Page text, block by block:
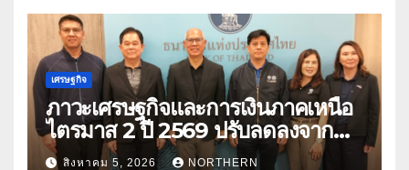
เศรษฐกิจ
ภาวะเศรษฐกิจและการเงินภาคเหนือ
ไตรมาส 2 ปี 2569 ปรับลดลงจาก
ราคาพลังงาน ค่าครองชีพ
สิงหาคม 5, 2026 NORTHERN